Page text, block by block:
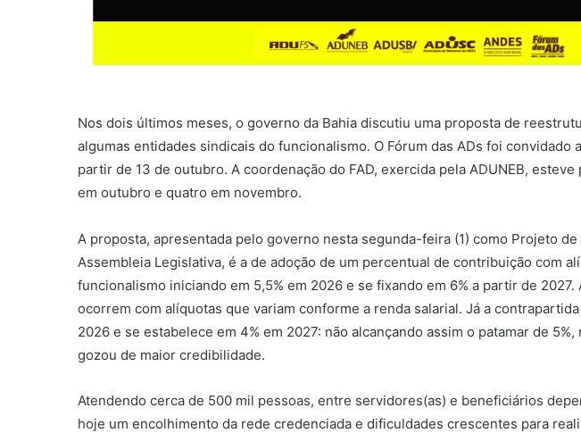
Nos dois últimos meses, o governo da Bahia discutiu uma proposta de
algumas entidades sindicais do funcionalismo. O Fórum das ADs foi convidado
partir de 13 de outubro. A coordenação do FAD, exercida pela ADUNEB,
em outubro e quatro em novembro.
A proposta, apresentada pelo governo nesta segunda-feira (1) como Projeto
Assembleia Legislativa, é a de adoção de um percentual de contribuição com
funcionalismo iniciando em 5,5% em 2026 e se fixando em 6% a partir de
ocorrem com alíquotas que variam conforme a renda salarial. Já a
2026 e se estabelece em 4% em 2027: não alcançando assim o patamar de
gozou de maior credibilidade.
Atendendo cerca de 500 mil pessoas, entre servidores(as) e beneficiários
hoje um encolhimento da rede credenciada e dificuldades crescentes para